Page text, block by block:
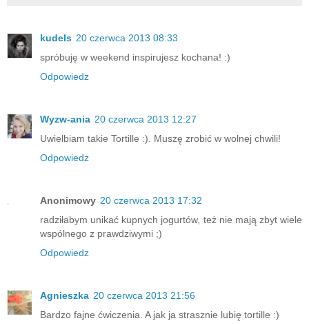
kudels 20 czerwca 2013 08:33
spróbuję w weekend inspirujesz kochana! :)
Odpowiedz
Wyzw-ania 20 czerwca 2013 12:27
Uwielbiam takie Tortille :). Muszę zrobić w wolnej chwili!
Odpowiedz
Anonimowy 20 czerwca 2013 17:32
radziłabym unikać kupnych jogurtów, też nie mają zbyt wiele
wspólnego z prawdziwymi ;)
Odpowiedz
Agnieszka 20 czerwca 2013 21:56
Bardzo fajne ćwiczenia. A jak ja strasznie lubię tortille :)